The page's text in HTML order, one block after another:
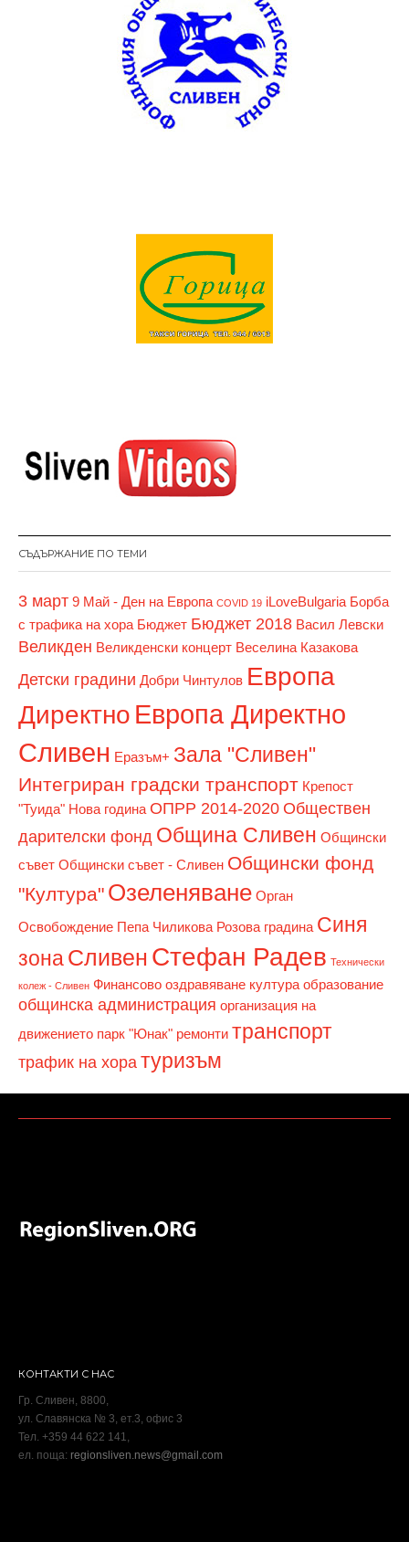
СЪДЪРЖАНИЕ ПО ТЕМИ
3 март 9 Май - Ден на Европа COVID 19 iLoveBulgaria Борба
с трафика на хора Бюджет Бюджет 2018 Васил Левски
Великден Великденски концерт Веселина Казакова
Детски градини Добри Чинтулов Европа
Директно Европа Директно
Сливен Еразъм+ Зала "Сливен"
Интегриран градски транспорт Крепост
"Туида" Нова година ОПРР 2014-2020 Обществен
дарителски фонд Община Сливен Общински
съвет Общински съвет - Сливен Общински фонд
"Култура" Озеленяване Орган
Освобождение Пепа Чиликова Розова градина Синя
зонаСливен Стефан Радев Технически
колеж - Сливен Финансово оздравяване култура образование
общинска администрация организация на
движението парк "Юнак" ремонти транспорт
трафик на хора туризъм
КОНТАКТИ С НАС
Гр. Сливен, 8800,
ул. Славянска № 3, ет.3, офис 3
Тел. +359 44 622 141,
ел. поща: regionsliven.news@gmail.com